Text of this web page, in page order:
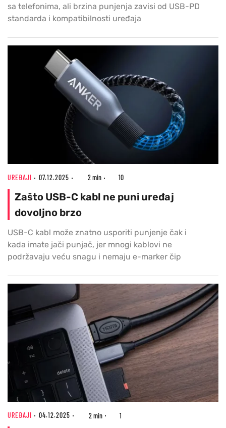
sa telefonima, ali brzina punjenja zavisi od USB-PD
standarda i kompatibilnosti uređaja
UREĐAJI 07.12.2025 2 min 10
Zašto USB-C kabl ne puni uređaj
dovoljno brzo
USB-C kabl može znatno usporiti punjenje čak i
kada imate jači punjač, jer mnogi kablovi ne
podržavaju veću snagu i nemaju e-marker čip
UREĐAJI 04.12.2025 2 min 1